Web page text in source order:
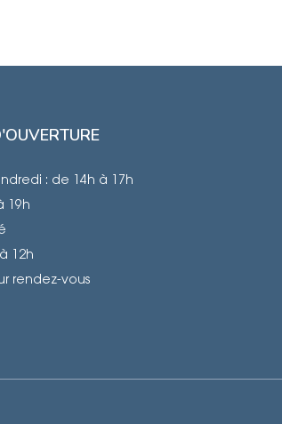
: de 14h à 17h
19h
12h
rendez-vous